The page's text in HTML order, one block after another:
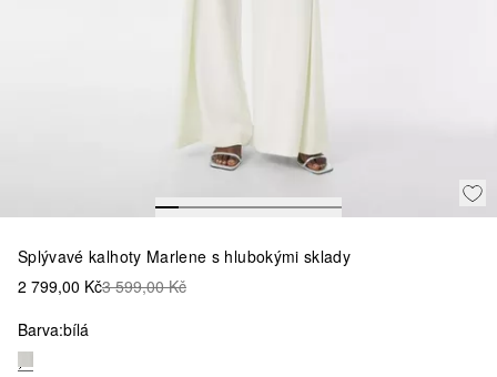
Splývavé kalhoty Marlene s hlubokými sklady
2 799,00 Kč3 599,00 Kč
Barva:bílá